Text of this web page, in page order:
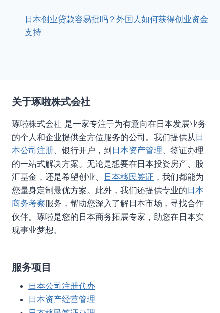
日本创业贷款容易批吗？外国人如何获得创业资金
支持
关于琢啦株式会社
琢啦株式会社 是一家专注于为有意向在日本发展业务
的个人和企业提供全方位服务的公司。我们提供从 日
本公司注册、银行开户，到日本资产管理、签证办理
的一站式解决方案。无论是想要在日本投资房产、股
汇基金，还是希望创业、 日本移民签证 ，我们都能为
您量身定制最优方案。此外，我们还提供专业的日本
商务考察服务，帮助您深入了解日本市场，寻找合作
伙伴。琢啦是您的日本商务拓展专家，助您在日本实
现事业梦想。
服务项目
日本公司注册代办
日本资产经营管理